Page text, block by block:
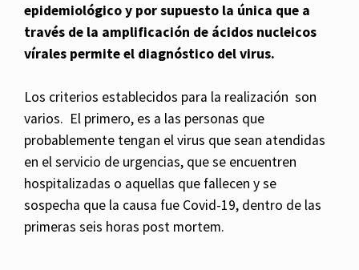
epidemiológico y por supuesto la única que a
través de la amplificación de ácidos nucleicos
vírales permite el diagnóstico del virus.
Los criterios establecidos para la realización son
varios. El primero, es a las personas que
probablemente tengan el virus que sean atendidas
en el servicio de urgencias, que se encuentren
hospitalizadas o aquellas que fallecen y se
sospecha que la causa fue Covid-19, dentro de las
primeras seis horas post mortem.